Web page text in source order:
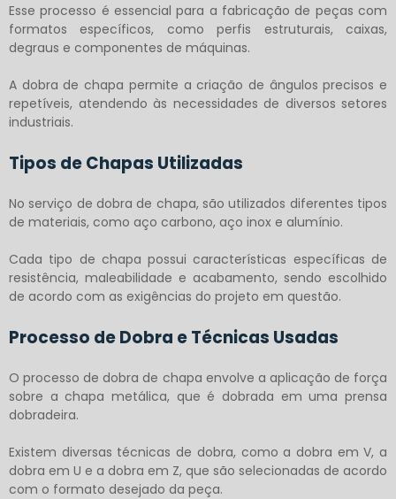
Esse processo é essencial para a fabricação de peças com
formatos específicos, como perfis estruturais, caixas,
degraus e componentes de máquinas.
A dobra de chapa permite a criação de ângulos precisos e
repetíveis, atendendo às necessidades de diversos setores
industriais.
Tipos de Chapas Utilizadas
No serviço de dobra de chapa, são utilizados diferentes tipos
de materiais, como aço carbono, aço inox e alumínio.
Cada tipo de chapa possui características específicas de
resistência, maleabilidade e acabamento, sendo escolhido
de acordo com as exigências do projeto em questão.
Processo de Dobra e Técnicas Usadas
O processo de dobra de chapa envolve a aplicação de força
sobre a chapa metálica, que é dobrada em uma prensa
dobradeira.
Existem diversas técnicas de dobra, como a dobra em V, a
dobra em U e a dobra em Z, que são selecionadas de acordo
com o formato desejado da peça.